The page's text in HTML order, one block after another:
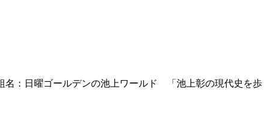
名：日曜ゴールデンの池上ワールド 「池上彰の現代史を歩